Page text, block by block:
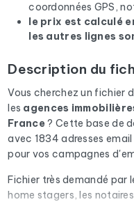
coordonnées GPS,
le prix est calculé
les autres lignes
Description du
Vous cherchez un fichier
les agences
France ? Cette base de
avec 1834 adresses
pour vos campagnes
Fichier très demandé par
home stagers, les